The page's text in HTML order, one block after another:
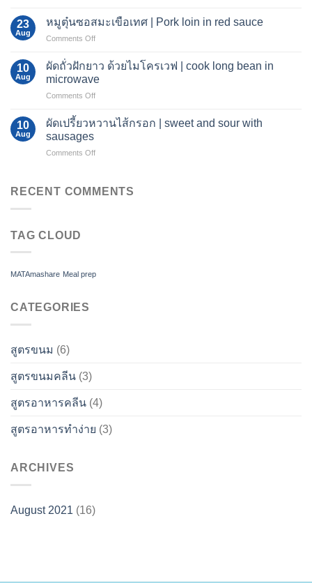
Baked
cheese
ชีส
พาส
23
Aug
หมูตุ๋นซอสมะเขือเทศ | Pork loin in red sauce
Comments Offon
มะเขือ
เทศ
Pork
10
Aug
ผัดถั่วฝักยาว ด้วยไมโครเวฟ | cook long bean in
microwave
Comments Offon
ถั่วฝักยาว
|
bean
10
Aug
ผัดเปรี้ยวหวานไส้กรอก | sweet and sour with
sausages
Comments Offon
หวาน
RECENT COMMENTS
TAG CLOUD
MATAmashare Meal prep
CATEGORIES
สูตรขนม (6)
สูตรขนมคลีน (3)
สูตรอาหารคลีน (4)
สูตรอาหารทำง่าย (3)
ARCHIVES
August 2021 (16)